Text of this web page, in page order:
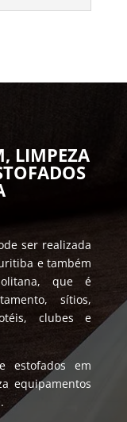
LIMPEZA
ser realizada
e também
que é
sítios,
clubes e
estofados em
equipamentos